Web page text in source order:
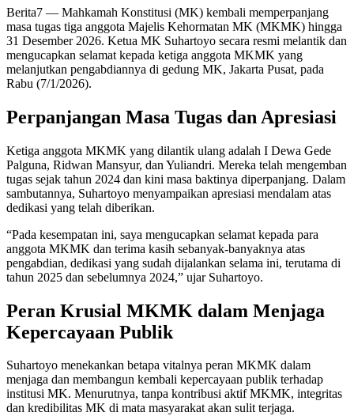
Berita7 — Mahkamah Konstitusi (MK) kembali memperpanjang
masa tugas tiga anggota Majelis Kehormatan MK (MKMK) hingga
31 Desember 2026. Ketua MK Suhartoyo secara resmi melantik dan
mengucapkan selamat kepada ketiga anggota MKMK yang
melanjutkan pengabdiannya di gedung MK, Jakarta Pusat, pada
Rabu (7/1/2026).
Perpanjangan Masa Tugas dan Apresiasi
Ketiga anggota MKMK yang dilantik ulang adalah I Dewa Gede
Palguna, Ridwan Mansyur, dan Yuliandri. Mereka telah mengemban
tugas sejak tahun 2024 dan kini masa baktinya diperpanjang. Dalam
sambutannya, Suhartoyo menyampaikan apresiasi mendalam atas
dedikasi yang telah diberikan.
“Pada kesempatan ini, saya mengucapkan selamat kepada para
anggota MKMK dan terima kasih sebanyak-banyaknya atas
pengabdian, dedikasi yang sudah dijalankan selama ini, terutama di
tahun 2025 dan sebelumnya 2024,” ujar Suhartoyo.
Peran Krusial MKMK dalam Menjaga
Kepercayaan Publik
Suhartoyo menekankan betapa vitalnya peran MKMK dalam
menjaga dan membangun kembali kepercayaan publik terhadap
institusi MK. Menurutnya, tanpa kontribusi aktif MKMK, integritas
dan kredibilitas MK di mata masyarakat akan sulit terjaga.